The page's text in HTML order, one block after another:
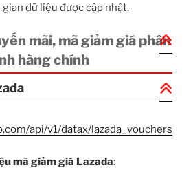
dữ liệu được cập nhật.
mãi, mã giảm giá phân
hàng chính
api/v1/datax/lazada_vouchers
mã giảm giá Lazada: